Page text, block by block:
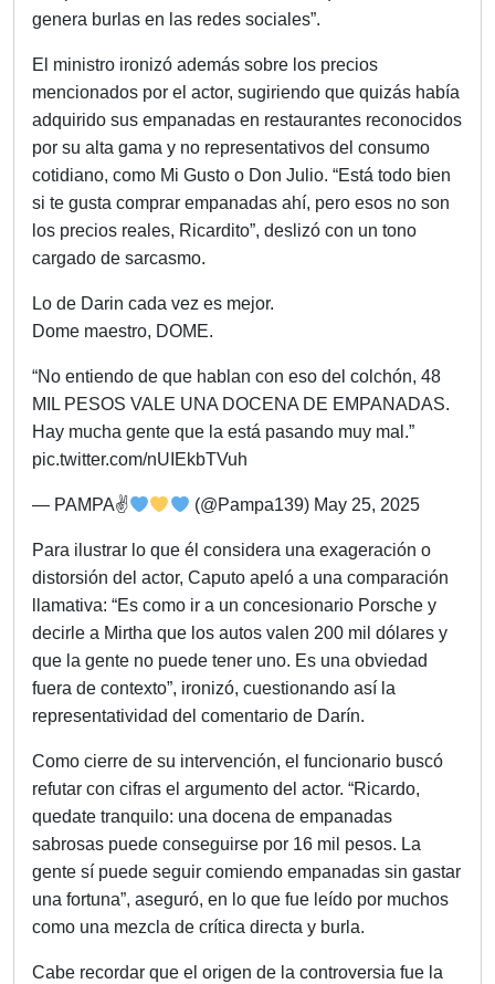
genera burlas en las redes sociales”.
El ministro ironizó además sobre los precios
mencionados por el actor, sugiriendo que quizás había
adquirido sus empanadas en restaurantes reconocidos
por su alta gama y no representativos del consumo
cotidiano, como Mi Gusto o Don Julio. “Está todo bien
si te gusta comprar empanadas ahí, pero esos no son
los precios reales, Ricardito”, deslizó con un tono
cargado de sarcasmo.
Lo de Darin cada vez es mejor.
Dome maestro, DOME.
“No entiendo de que hablan con eso del colchón, 48
MIL PESOS VALE UNA DOCENA DE EMPANADAS.
Hay mucha gente que la está pasando muy mal.”
pic.twitter.com/nUIEkbTVuh
— PAMPA✌ (@Pampa139) May 25, 2025
Para ilustrar lo que él considera una exageración o
distorsión del actor, Caputo apeló a una comparación
llamativa: “Es como ir a un concesionario Porsche y
decirle a Mirtha que los autos valen 200 mil dólares y
que la gente no puede tener uno. Es una obviedad
fuera de contexto”, ironizó, cuestionando así la
representatividad del comentario de Darín.
Como cierre de su intervención, el funcionario buscó
refutar con cifras el argumento del actor. “Ricardo,
quedate tranquilo: una docena de empanadas
sabrosas puede conseguirse por 16 mil pesos. La
gente sí puede seguir comiendo empanadas sin gastar
una fortuna”, aseguró, en lo que fue leído por muchos
como una mezcla de crítica directa y burla.
Cabe recordar que el origen de la controversia fue la